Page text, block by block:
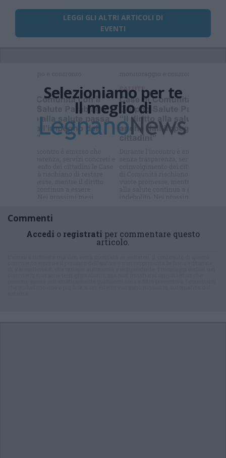
LEGGI GLI ALTRI ARTICOLI DI
EVENTI
Selezioniamo per te
Il meglio di
Iscriviti alla
Commenti
Accedi o registrati per commentare questo
articolo.